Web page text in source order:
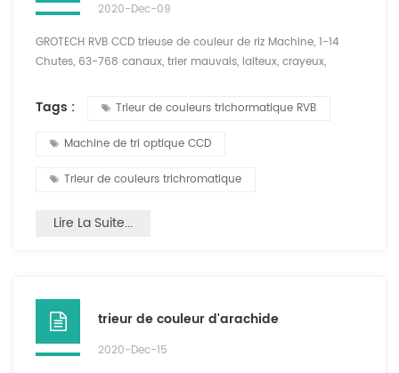
2020-Dec-09
GROTECH RVB CCD trieuse de couleur de riz Machine, 1-14
Chutes, 63-768 canaux, trier mauvais, laiteux, crayeux,
long, à grain rond, basmati, étuvé, blanc Applications.
caractéristiques de notre RVB Trichormatic trieur de couleurs
: * Optique tri Avec haute résolution 4096 pixel CCD Caméra,
Tags : Trieur de couleurs trichormatique RVB
Machine de tri optique CCD
Trieur de couleurs trichromatique
Lire La Suite...
trieur de couleur d'arachide
2020-Dec-15